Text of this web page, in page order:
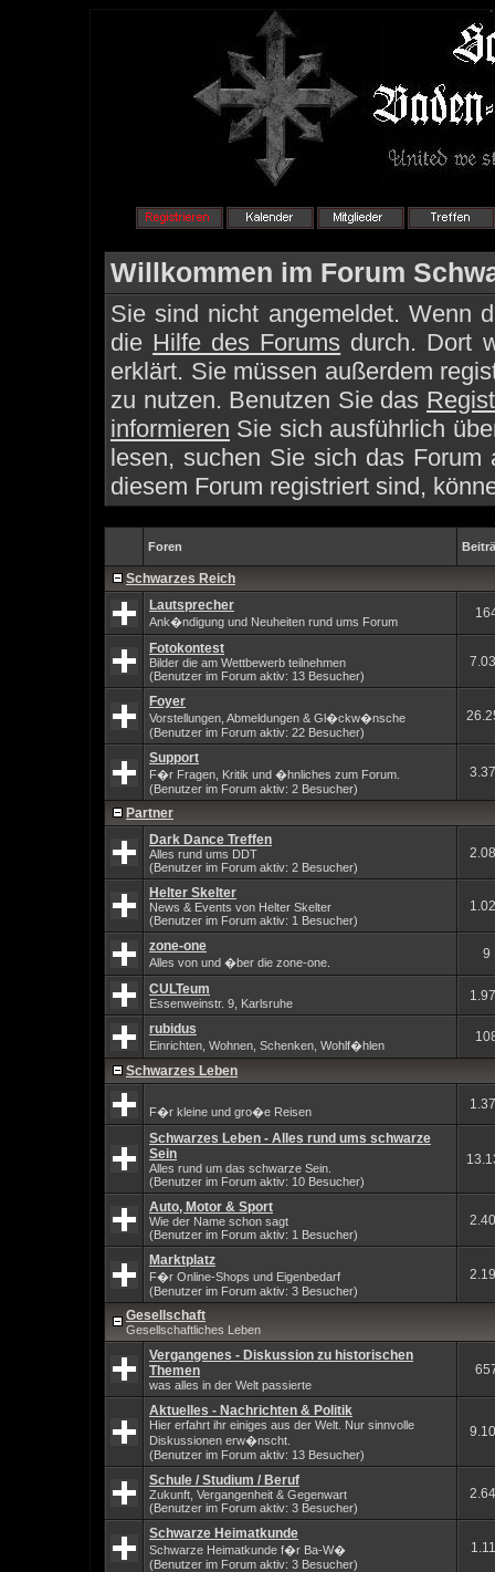
Willkommen im Forum
Sie sind nicht angemeldet. Wenn
die Hilfe des Forums durch. Dort
erklärt. Sie müssen außerdem
zu nutzen. Benutzen Sie das
informieren Sie sich ausführlich
lesen, suchen Sie sich das
diesem Forum registriert sind,
Foren
Schwarzes Reich
Lautsprecher
Ank�ndigung und Neuheiten rund ums Forum
Fotokontest
Bilder die am Wettbewerb teilnehmen
(Benutzer im Forum aktiv: 13 Besucher)
Foyer
Vorstellungen, Abmeldungen & Gl�ckw�nsche
(Benutzer im Forum aktiv: 22 Besucher)
Support
F�r Fragen, Kritik und �hnliches zum Forum.
(Benutzer im Forum aktiv: 2 Besucher)
Partner
Dark Dance Treffen
Alles rund ums DDT
(Benutzer im Forum aktiv: 2 Besucher)
Helter Skelter
News & Events von Helter Skelter
(Benutzer im Forum aktiv: 1 Besucher)
zone-one
Alles von und �ber die zone-one.
9
CULTeum
Essenweinstr. 9, Karlsruhe
rubidus
Einrichten, Wohnen, Schenken, Wohlf�hlen
Schwarzes Leben
F�r kleine und gro�e Reisen
Schwarzes Leben - Alles rund ums schwarze
Sein
Alles rund um das schwarze Sein.
(Benutzer im Forum aktiv: 10 Besucher)
Auto, Motor & Sport
Wie der Name schon sagt
(Benutzer im Forum aktiv: 1 Besucher)
Marktplatz
F�r Online-Shops und Eigenbedarf
(Benutzer im Forum aktiv: 3 Besucher)
Gesellschaft
Gesellschaftliches Leben
Vergangenes - Diskussion zu historischen
Themen
was alles in der Welt passierte
Aktuelles - Nachrichten & Politik
Hier erfahrt ihr einiges aus der Welt. Nur sinnvolle
Diskussionen erw�nscht.
(Benutzer im Forum aktiv: 13 Besucher)
Schule / Studium / Beruf
Zukunft, Vergangenheit & Gegenwart
(Benutzer im Forum aktiv: 3 Besucher)
Schwarze Heimatkunde
Schwarze Heimatkunde f�r Ba-W�
(Benutzer im Forum aktiv: 3 Besucher)